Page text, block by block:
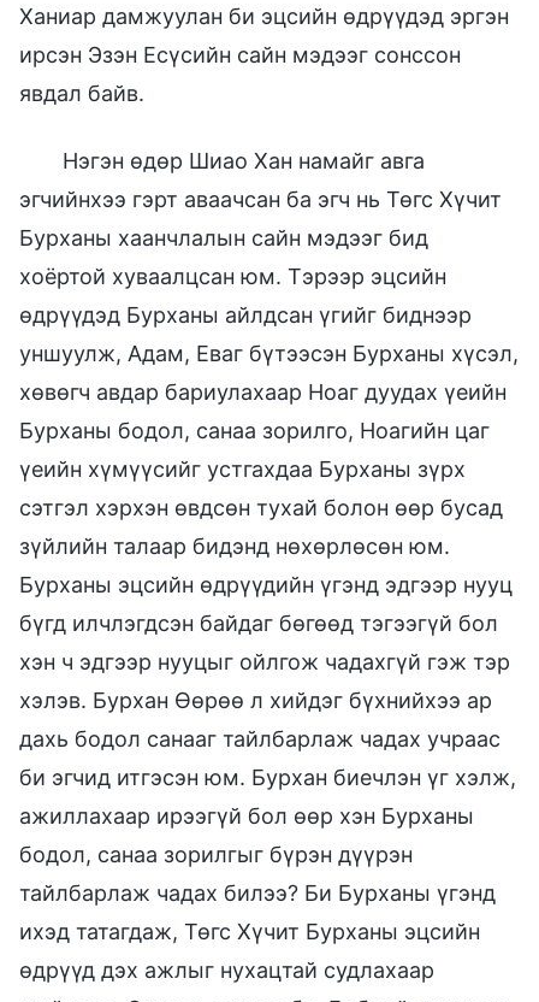
Ханиар дамжуулан би эцсийн өдрүүдэд эргэн
ирсэн Эзэн Есүсийн сайн мэдээг сонссон
явдал байв.
Нэгэн өдөр Шиао Хан намайг авга
эгчийнхээ гэрт аваачсан ба эгч нь Төгс Хүчит
Бурханы хаанчлалын сайн мэдээг бид
хоёртой хуваалцсан юм. Тэрээр эцсийн
өдрүүдэд Бурханы айлдсан үгийг биднээр
уншуулж, Адам, Еваг бүтээсэн Бурханы хүсэл,
хөвөгч авдар бариулахаар Ноаг дуудах үеийн
Бурханы бодол, санаа зорилго, Ноагийн цаг
үеийн хүмүүсийг устгахдаа Бурханы зүрх
сэтгэл хэрхэн өвдсөн тухай болон өөр бусад
зүйлийн талаар бидэнд нөхөрлөсөн юм.
Бурханы эцсийн өдрүүдийн үгэнд эдгээр нууц
бүгд илчлэгдсэн байдаг бөгөөд тэгээгүй бол
хэн ч эдгээр нууцыг ойлгож чадахгүй гэж тэр
хэлэв. Бурхан Өөрөө л хийдэг бүхнийхээ ар
дахь бодол санааг тайлбарлаж чадах учраас
би эгчид итгэсэн юм. Бурхан биечлэн үг хэлж,
ажиллахаар ирээгүй бол өөр хэн Бурханы
бодол, санаа зорилгыг бүрэн дүүрэн
тайлбарлаж чадах билээ? Би Бурханы үгэнд
ихэд татагдаж, Төгс Хүчит Бурханы эцсийн
өдрүүд дэх ажлыг нухацтай судлахаар